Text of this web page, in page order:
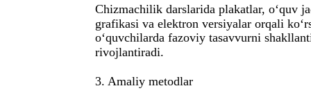
Chizmachilik darslarida plakatlar, o‘quv
grafikasi va elektron versiyalar orqali
o‘quvchilarda fazoviy tasavvurni
rivojlantiradi.
3. Amaliy metodlar